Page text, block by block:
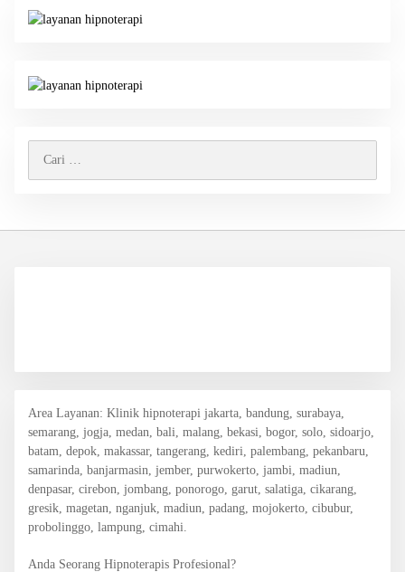
untuk:
Area Layanan: Klinik hipnoterapi jakarta, bandung, surabaya,
semarang, jogja, medan, bali, malang, bekasi, bogor, solo, sidoarjo,
batam, depok, makassar, tangerang, kediri, palembang, pekanbaru,
samarinda, banjarmasin, jember, purwokerto, jambi, madiun,
denpasar, cirebon, jombang, ponorogo, garut, salatiga, cikarang,
gresik, magetan, nganjuk, madiun, padang, mojokerto, cibubur,
probolinggo, lampung, cimahi.
Anda Seorang Hipnoterapis Profesional?